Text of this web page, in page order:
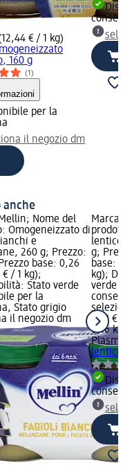
€ / 1 kg)
160 g
(1)
per la
il negozio dm
anche
Nome del
Omogeneizzato di
e
260 g; Prezzo:
base: 0,26
/ 1 kg);
Stato verde
per la
Stato grigio
il negozio dm
Marca:
g;
base:
kg);
verde
1,99 €
0,16 kg
Plasmon